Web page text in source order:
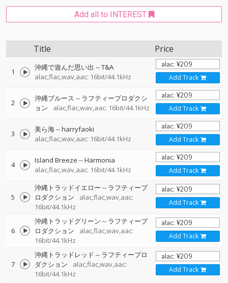
Add all to INTEREST
Title Price
1 沖縄で遊んだ思い出 --T&A
alac,flac,wav,aac: 16bit/44.1kHz
Add Track
2 沖縄ブルース -- ラフティープロダクシ
ョン
alac,flac,wav,aac: 16bit/44.1kHz Add Track
3 美ら海--harryfaoki
alac,flac,wav,aac: 16bit/44.1kHz
Add Track
4 Island Breeze --Harmonia
alac,flac,wav,aac: 16bit/44.1kHz
Add Track
5
沖縄トラッドイエロー -- ラフティープ
ロダクション
alac,flac,wav,aac:
16bit/44.1kHz
Add Track
6
沖縄トラッドグリーン -- ラフティープ
ロダクション
alac,flac,wav,aac:
16bit/44.1kHz
Add Track
7
沖縄トラッドレッド -- ラフティープロ
ダクション
alac,flac,wav,aac:
16bit/44.1kHz
Add Track